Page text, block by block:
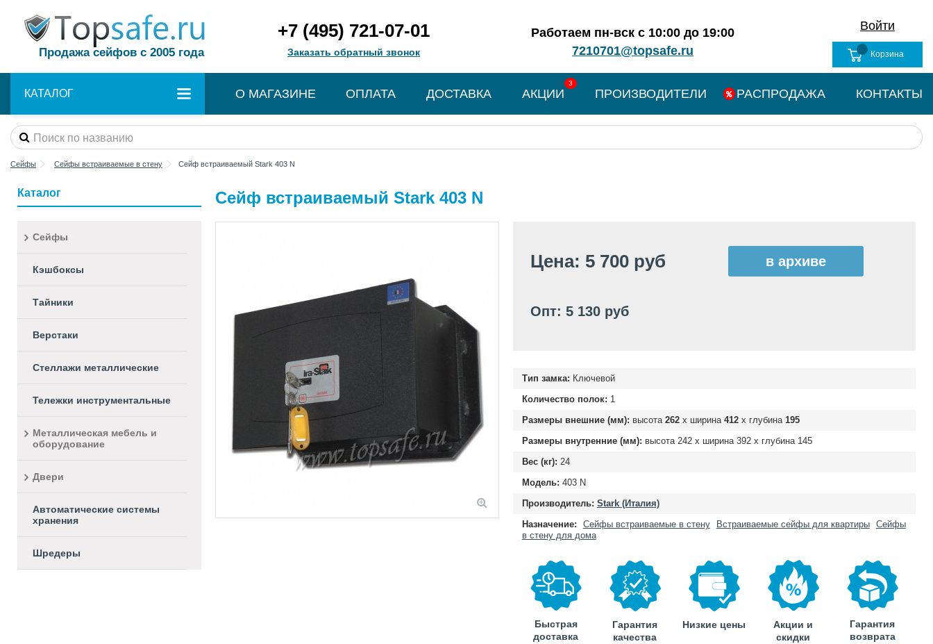
Продажа сейфов с 2005 года
Войти
Корзина
Работаем пн-вск с 10:00 до 19:00
7210701@topsafe.ru
+7 (495) 721-07-01
Заказать обратный звонок
КАТАЛОГ О МАГАЗИНЕ ОПЛАТА ДОСТАВКА
3
АКЦИИ ПРОИЗВОДИТЕЛИ РАСПРОДАЖА КОНТАКТЫ
Сейфы Сейфы встраиваемые в стену Сейф встраиваемый Stark 403 N
Каталог
Сейфы
Кэшбоксы
Тайники
Верстаки
Стеллажи металлические
Тележки инструментальные
Металлическая мебель и
оборудование
Двери
Автоматические системы
хранения
Шредеры
Сейф встраиваемый Stark 403 N
Цена: 5 700 руб
Опт: 5 130 руб
в архиве
Тип замка: Ключевой
Количество полок: 1
Размеры внешние (мм): высота 262х ширина 412х глубина 195
Размеры внутренние (мм): высота 242х ширина 392х глубина 145
Вес (кг): 24
Модель: 403 N
Производитель: Stark (Италия)
Назначение:
Сейфы встраиваемые в стену Встраиваемые сейфы для квартиры
Сейфы
в стену для дома
Быстрая
доставка
Гарантия
качества
Низкие цены
Акции и
скидки
Гарантия
возврата